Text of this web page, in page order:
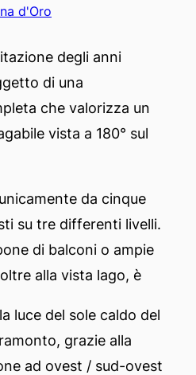
d'Oro
degli anni
di una
che valorizza un
vista a 180° sul
da cinque
su tre differenti livelli.
di balconi o ampie
alla vista lago, è
luce del sole caldo del
grazie alla
ad ovest / sud-ovest